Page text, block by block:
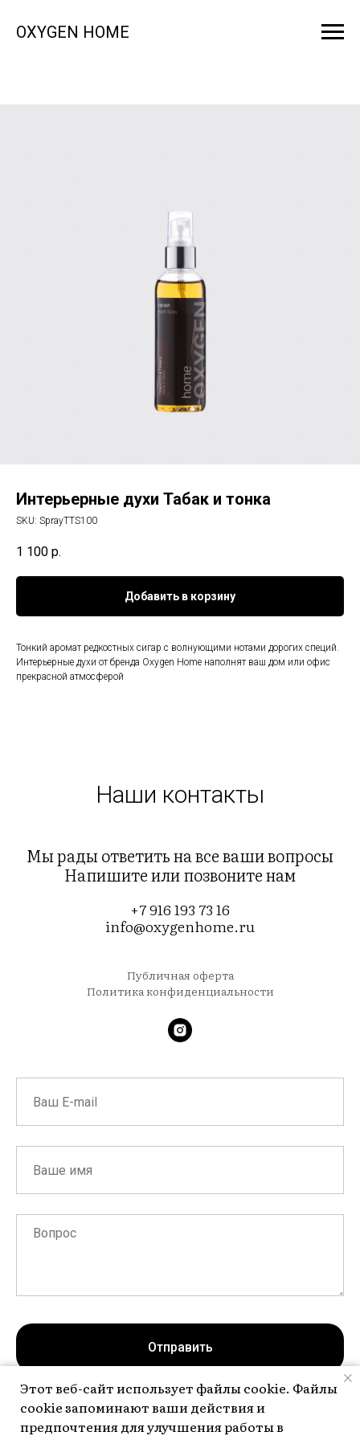
OXYGEN HOME
Интерьерные духи Табак и тонка
SKU: SprayTTS100
1 100 р.
Добавить в корзину
Тонкий аромат редкостных сигар с волнующими нотами дорогих специй.
Интерьерные духи от бренда Oxygen Home наполнят ваш дом или офис
прекрасной атмосферой
Наши контакты
Мы рады ответить на все ваши вопросы
Напишите или позвоните нам
+7 916 193 73 16
info@oxygenhome.ru
Публичная оферта
Политика конфиденциальности
Отправить
Нажимая на кнопку, вы даете согласие на обработку персональных
данных и соглашаетесь cполитикой конфиденциальности
Этот веб-сайт использует файлы cookie. Файлы
cookie запоминают ваши действия и
предпочтения для улучшения работы в